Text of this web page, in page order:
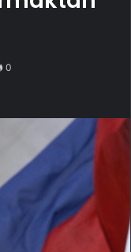
0